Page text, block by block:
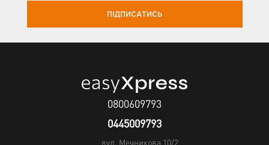
ПІДПИСАТИСЬ
0800609793
0445009793
вул. Мечникова 10/2